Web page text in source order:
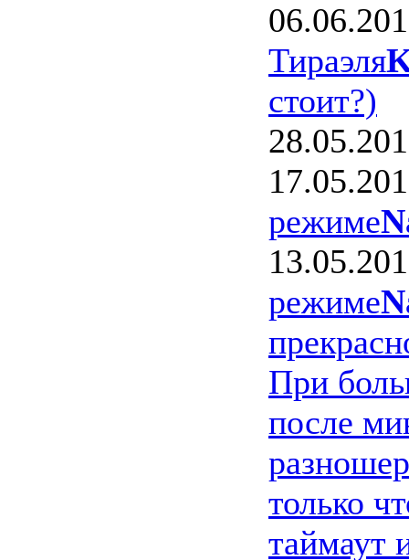
Тираэля
стоит?)
режиме
режиме
При
после
только
таймаут